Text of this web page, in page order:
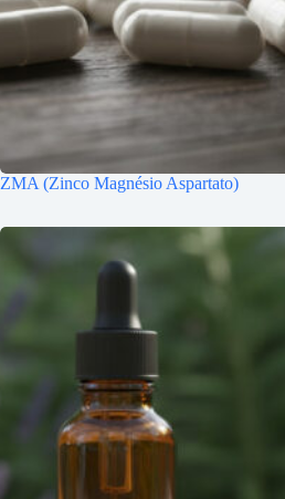
ZMA (Zinco Magnésio Aspartato)